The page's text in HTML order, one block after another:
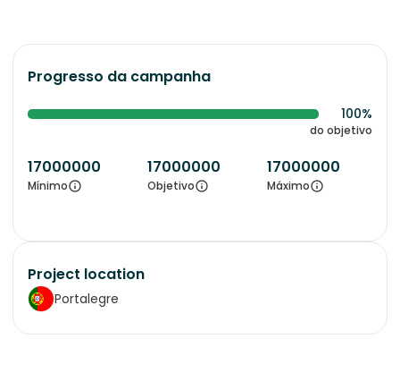
Progresso da campanha
100%
do objetivo
17000000
Mínimo
17000000
Objetivo
17000000
Máximo
Project location
Portalegre